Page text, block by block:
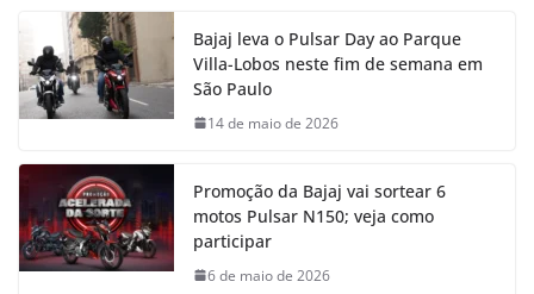
Bajaj leva o Pulsar Day ao Parque
Villa-Lobos neste fim de semana em
São Paulo
14 de maio de 2026
Promoção da Bajaj vai sortear 6
motos Pulsar N150; veja como
participar
6 de maio de 2026